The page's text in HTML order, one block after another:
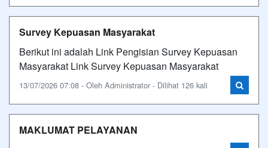
Survey Kepuasan Masyarakat
Berikut ini adalah Link Pengisian Survey Kepuasan
Masyarakat Link Survey Kepuasan Masyarakat
13/07/2026 07:08 - Oleh Administrator - Dilihat 126 kali
MAKLUMAT PELAYANAN